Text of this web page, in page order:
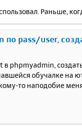
Раньше,
по pass/user,
phpmyadmin,
обучалке на
то наподобие